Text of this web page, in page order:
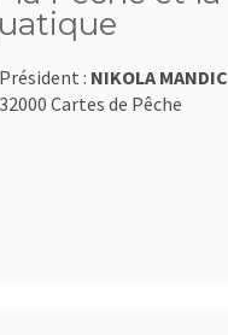
Président : NIKOLA MANDIC
32000 Cartes de Pêche